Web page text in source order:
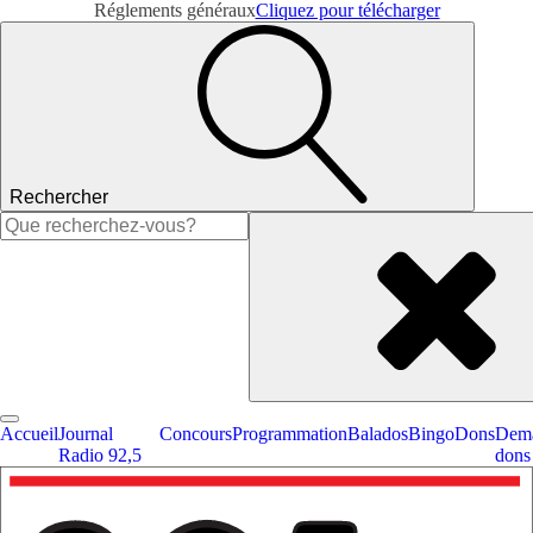
Réglements générauxCliquez pour télécharger
Rechercher
Rechercher :
AccueilJournal
Radio 92,5
ConcoursProgrammationBaladosBingoDons
dons